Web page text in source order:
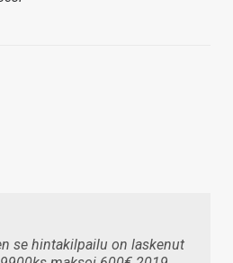
se hintakilpailu on laskenut